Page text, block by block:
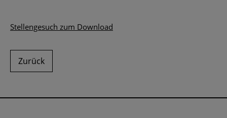
Stellengesuch zum Download
Zurück